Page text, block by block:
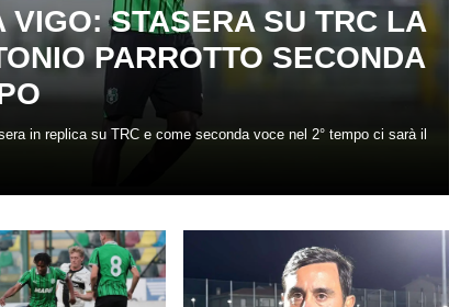
VIGO: STASERA SU TRC LA
PARROTTO SECONDA
in replica su TRC e come seconda voce nel 2° tempo ci sarà il